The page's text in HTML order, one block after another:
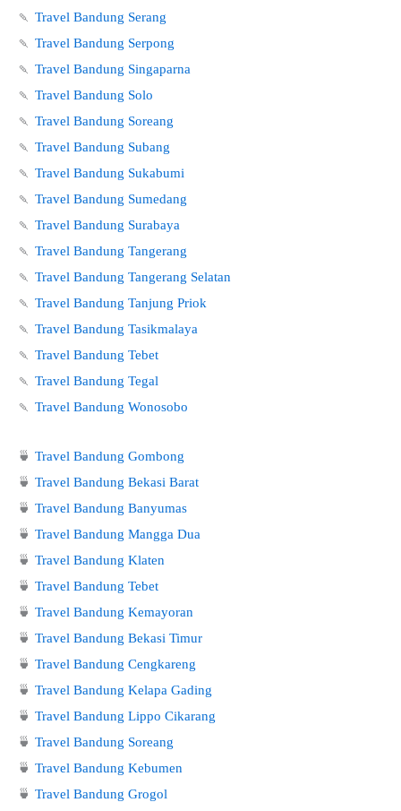
🍡 Travel Bandung Serang
🍡 Travel Bandung Serpong
🍡 Travel Bandung Singaparna
🍡 Travel Bandung Solo
🍡 Travel Bandung Soreang
🍡 Travel Bandung Subang
🍡 Travel Bandung Sukabumi
🍡 Travel Bandung Sumedang
🍡 Travel Bandung Surabaya
🍡 Travel Bandung Tangerang
🍡 Travel Bandung Tangerang Selatan
🍡 Travel Bandung Tanjung Priok
🍡 Travel Bandung Tasikmalaya
🍡 Travel Bandung Tebet
🍡 Travel Bandung Tegal
🍡 Travel Bandung Wonosobo
🍵 Travel Bandung Gombong
🍵 Travel Bandung Bekasi Barat
🍵 Travel Bandung Banyumas
🍵 Travel Bandung Mangga Dua
🍵 Travel Bandung Klaten
🍵 Travel Bandung Tebet
🍵 Travel Bandung Kemayoran
🍵 Travel Bandung Bekasi Timur
🍵 Travel Bandung Cengkareng
🍵 Travel Bandung Kelapa Gading
🍵 Travel Bandung Lippo Cikarang
🍵 Travel Bandung Soreang
🍵 Travel Bandung Kebumen
🍵 Travel Bandung Grogol